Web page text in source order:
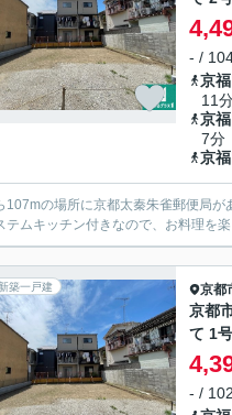
- /
京
11
京
7分
京
107mの場所に京都太秦朱雀郵便局
テムキッチン付きなので、お料理を楽
新築一戸建 京都
京都
て 1
- /